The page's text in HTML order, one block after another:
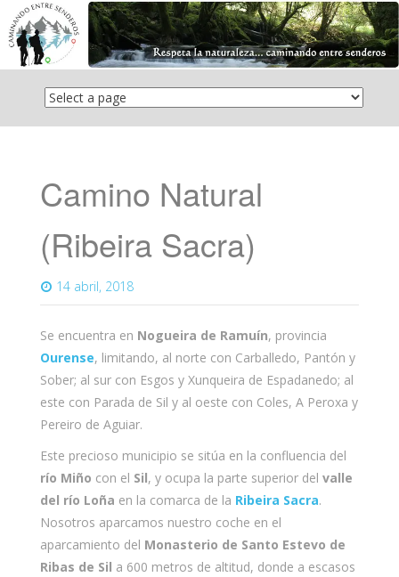
Saltar
contenido
Camino Natural
(Ribeira Sacra)
14 abril, 2018
Se encuentra en Nogueira de Ramuín, provincia
Ourense, limitando, al norte con Carballedo, Pantón y
Sober; al sur con Esgos y Xunqueira de Espadanedo; al
este con Parada de Sil y al oeste con Coles, A Peroxa y
Pereiro de Aguiar.
Este precioso municipio se sitúa en la confluencia del
río Miño con el Sil, y ocupa la parte superior del valle
del río Loña en la comarca de la Ribeira Sacra.
Nosotros aparcamos nuestro coche en el
aparcamiento del Monasterio de Santo Estevo de
Ribas de Sil a 600 metros de altitud, donde a escasos